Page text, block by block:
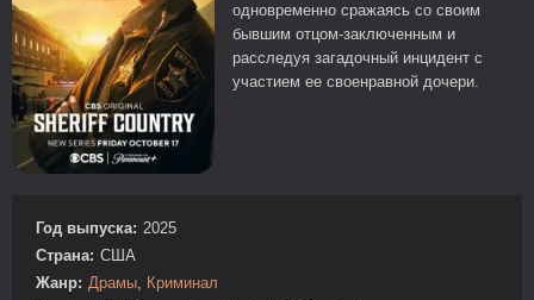
одновременно сражаясь со своим
бывшим отцом-заключенным и
расследуя загадочный инцидент с
участием ее своенравной дочери.
Год выпуска: 2025
Страна: США
Жанр: Драмы
Криминал